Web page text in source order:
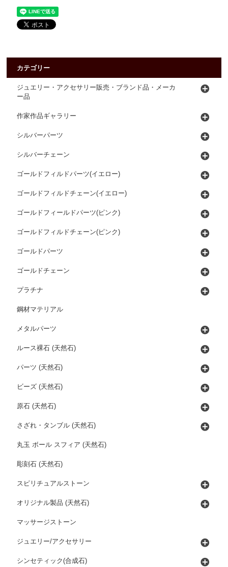
カテゴリー
ジュエリー・アクセサリー販売・ブランド品・メーカ
ー品
作家作品ギャラリー
シルバーパーツ
シルバーチェーン
ゴールドフィルドパーツ(イエロー)
ゴールドフィルドチェーン(イエロー)
ゴールドフィールドパーツ(ピンク)
ゴールドフィルドチェーン(ピンク)
ゴールドパーツ
ゴールドチェーン
プラチナ
鋼材マテリアル
メタルパーツ
ルース裸石 (天然石)
パーツ (天然石)
ビーズ (天然石)
原石 (天然石)
さざれ・タンブル (天然石)
丸玉 ボール スフィア (天然石)
彫刻石 (天然石)
スピリチュアルストーン
オリジナル製品 (天然石)
マッサージストーン
ジュエリー/アクセサリー
シンセティック(合成石)